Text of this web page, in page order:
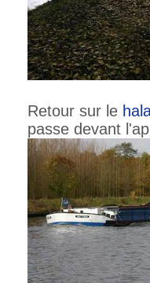
Retour sur le
passe devant